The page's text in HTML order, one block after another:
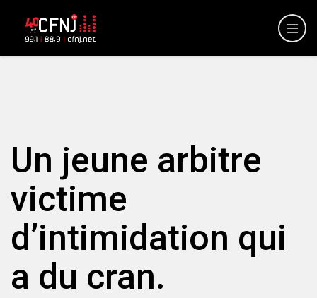
Un jeune arbitre
victime
d’intimidation qui
a du cran.